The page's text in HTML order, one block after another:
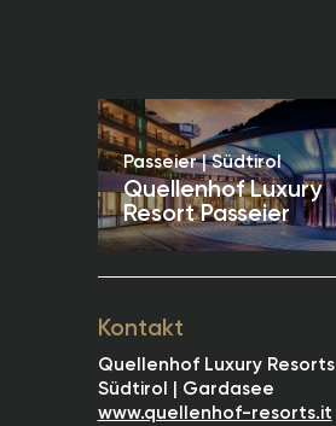
Passeier | Südtirol
Quellenhof Luxury
Resort Passeier
Kontakt
Quellenhof Luxury Resorts
Südtirol | Gardasee
www.quellenhof-resorts.it